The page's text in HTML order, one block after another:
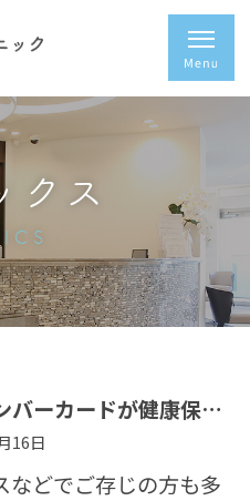
クス
マイナンバーカードが健康保険証として利用できます
16日
などでご存じの方も多